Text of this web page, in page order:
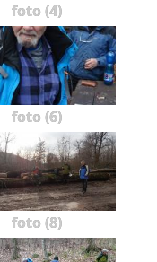
foto (4)
foto (6)
foto (8)